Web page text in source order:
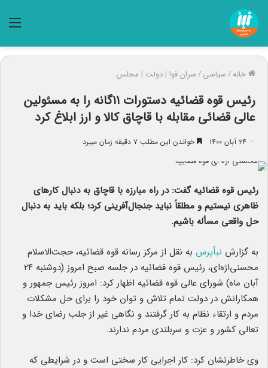
خانه/سیاسی/سران قوا | دولت | مجلس
رئیس قوه قضائیه دستورات ۱۱گانه را به مسئولین
عالی قضائی مقابله با قاچاق کالا و ارز ابلاغ کرد
۲۴ آبان ۱۴۰۰ خواندن این مطلب ۷ دقیقه زمان میبرد
رئیس قوه قضائیه گفت: در راه مبارزه با قاچاق به دنبال کارهای
ظاهری نیستیم و مطلقاً نباید جنجال‌آفرینی کرد؛ بلکه باید به دنبال
حل واقعی مسأله باشیم.
به گزارش نبأپرس به نقل از مرکز رسانه قوه قضائیه، حجت‌الاسلام
محسنی‌اژه‌ای، رئیس قوه قضائیه در جلسه صبح امروز (دوشنبه ۲۴
آبان ماه) شورای عالی قوه قضائیه اظهار کرد: امروز رئیس جمهور و
همکارانش در دولت تمام تلاش و توان خود را برای حل مشکلات
مردم و ارتقاء نظام به کار گرفتند و نگاهی غیر از جلب رضای خدا و
تعالی کشور و عزت و سربلندی مردم ندارند.
وی خاطرنشان کرد: کار اجرایی کار سختی است و در شرایطی که